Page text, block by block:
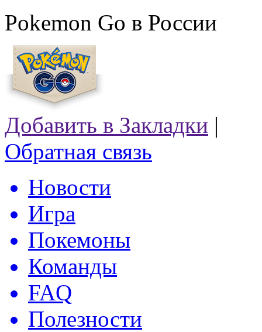
Pokemon Go в России
Добавить в Закладки |
Обратная связь
Новости
Игра
Покемоны
Команды
FAQ
Полезности